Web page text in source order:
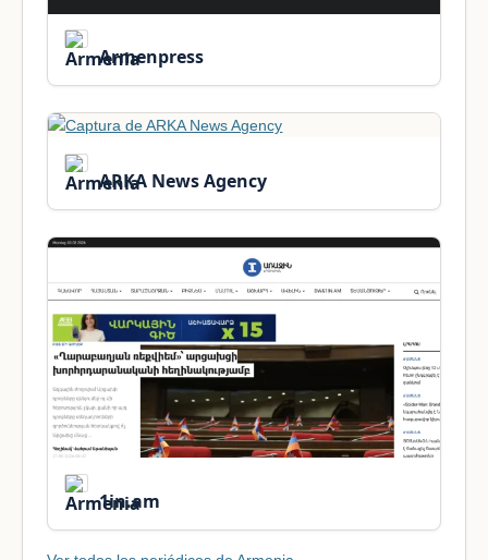
Armenpress
ARKA News Agency
1in.am